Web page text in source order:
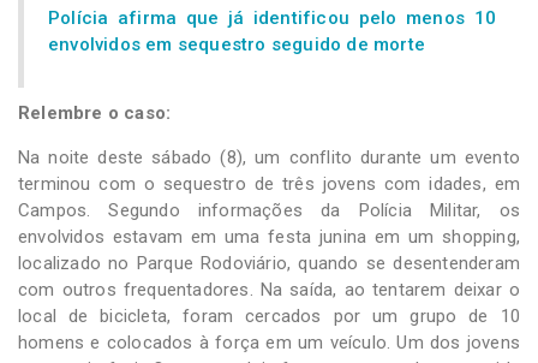
Polícia afirma que já identificou pelo menos 10
envolvidos em sequestro seguido de morte
Relembre o caso:
Na noite deste sábado (8), um conflito durante um evento
terminou com o sequestro de três jovens com idades, em
Campos. Segundo informações da Polícia Militar, os
envolvidos estavam em uma festa junina em um shopping,
localizado no Parque Rodoviário, quando se desentenderam
com outros frequentadores. Na saída, ao tentarem deixar o
local de bicicleta, foram cercados por um grupo de 10
homens e colocados à força em um veículo. Um dos jovens